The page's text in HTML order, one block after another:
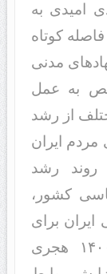
امید‌‌ی به
کوتاه
مد‌‌نی
به عمل
از رشد‌‌
مرد‌‌م ایران
روند‌‌ رشد‌‌
کشور،
برای
افزایش ثبات سیاسی د‌‌ر د‌‌هه ۱۴۰۰ هجری